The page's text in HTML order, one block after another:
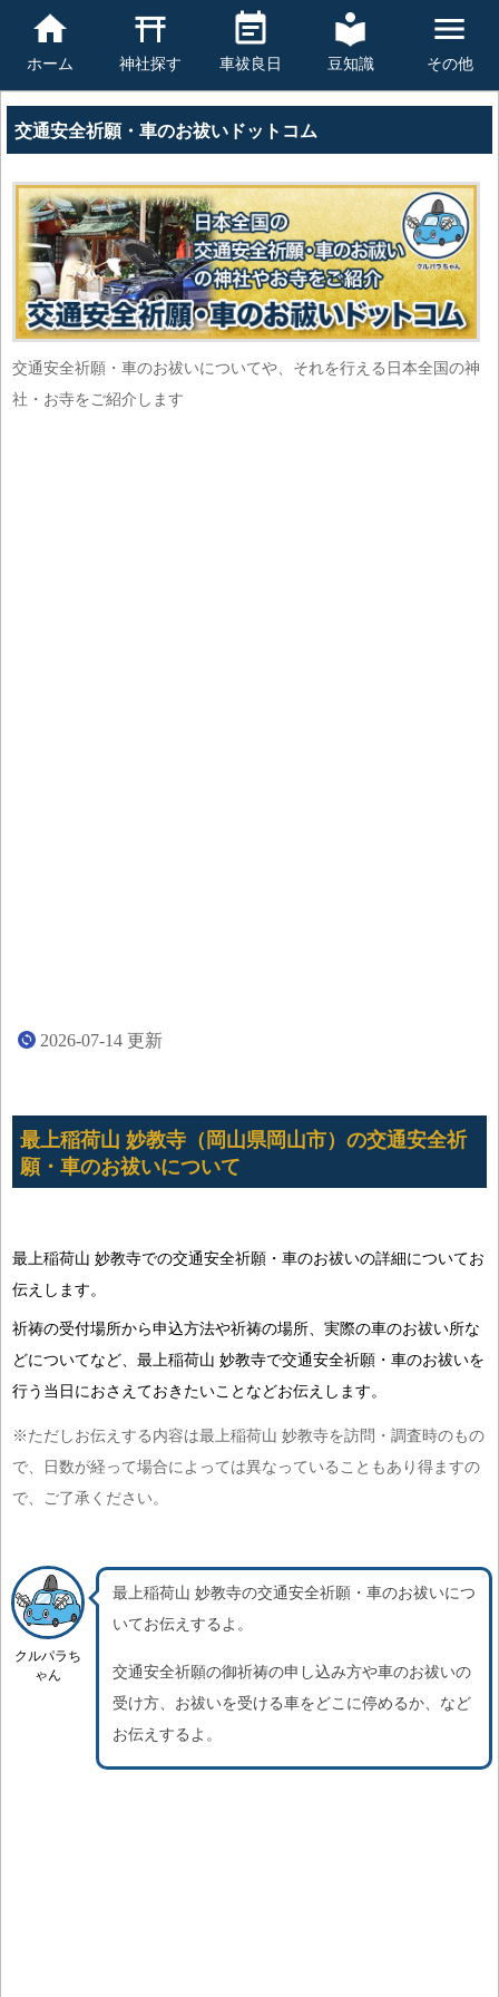
ホーム 神社探す 車祓良日 豆知識 その他
交通安全祈願・車のお祓いドットコム
交通安全祈願・車のお祓いについてや、それを行える日本全国の神
社・お寺をご紹介します
2026-07-14 更新
最上稲荷山 妙教寺（岡山県岡山市）の交通安全祈
願・車のお祓いについて
最上稲荷山 妙教寺での交通安全祈願・車のお祓いの詳細についてお
伝えします。
祈祷の受付場所から申込方法や祈祷の場所、実際の車のお祓い所な
どについてなど、最上稲荷山 妙教寺で交通安全祈願・車のお祓いを
行う当日におさえておきたいことなどお伝えします。
※ただしお伝えする内容は最上稲荷山 妙教寺を訪問・調査時のもの
で、日数が経って場合によっては異なっていることもあり得ますの
で、ご了承ください。
クルパラち
ゃん
最上稲荷山 妙教寺の交通安全祈願・車のお祓いにつ
いてお伝えするよ。
交通安全祈願の御祈祷の申し込み方や車のお祓いの
受け方、お祓いを受ける車をどこに停めるか、など
お伝えするよ。